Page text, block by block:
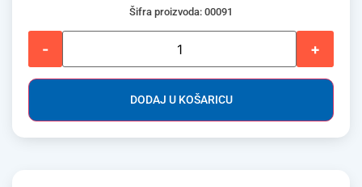
Šifra proizvoda: 00091
- +
DODAJ U KOŠARICU